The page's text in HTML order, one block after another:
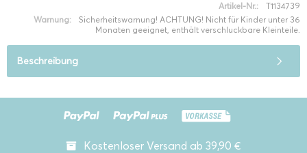
Artikel-Nr.:
T1134739
Warnung:
Sicherheitswarnung! ACHTUNG! Nicht für Kinder unter 36
Monaten geeignet, enthält verschluckbare Kleinteile.
Beschreibung
Kostenloser Versand ab 39,90 €